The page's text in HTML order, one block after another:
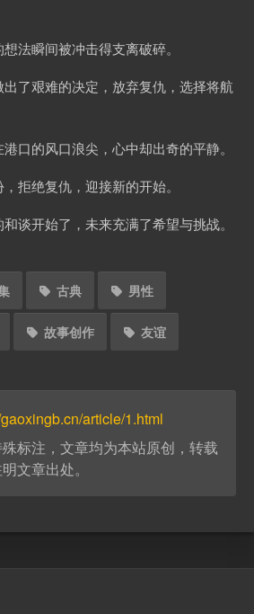
法瞬间被冲击得支离破碎。
了艰难的决定，放弃复仇，选择将航
口的风口浪尖，心中却出奇的平静。
拒绝复仇，迎接新的开始。
谈开始了，未来充满了希望与挑战。
古典 男性
故事创作 友谊
article/1.html
标注，文章均为本站原创，转载
文章出处。